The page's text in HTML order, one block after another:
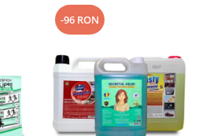
-96 RON